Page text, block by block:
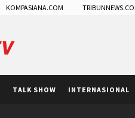
KOMPASIANA.COM
TALK SHOW INTERNASIONAL